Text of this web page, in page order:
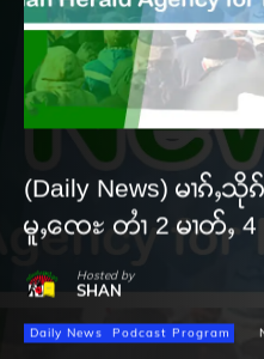
(Daily News) မၢၵ်ႇ
မူႇၸေႊ တၢႆ 2 မၢတ်ႇ 4
Hosted by
SHAN
Daily News Podcast Program